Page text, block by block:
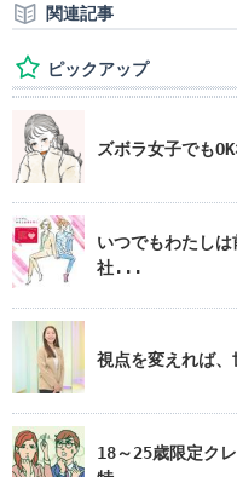
関連記事
ピックアップ
ズボラ女子でも
いつでもわたし
社...
視点を変えれば
18～25歳限定ク